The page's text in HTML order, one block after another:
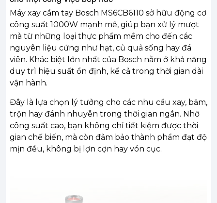
Máy xay cầm tay Bosch MS6CB6110 sở hữu động cơ
công suất 1000W mạnh mẽ, giúp bạn xử lý mượt
mà từ những loại thực phẩm mềm cho đến các
nguyên liệu cứng như hạt, củ quả sống hay đá
viên. Khác biệt lớn nhất của Bosch nằm ở khả năng
duy trì hiệu suất ổn định, kể cả trong thời gian dài
vận hành.
Đây là lựa chọn lý tưởng cho các nhu cầu xay, băm,
trộn hay đánh nhuyễn trong thời gian ngắn. Nhờ
công suất cao, bạn không chỉ tiết kiệm được thời
gian chế biến, mà còn đảm bảo thành phẩm đạt độ
mịn đều, không bị lợn cợn hay vón cục.